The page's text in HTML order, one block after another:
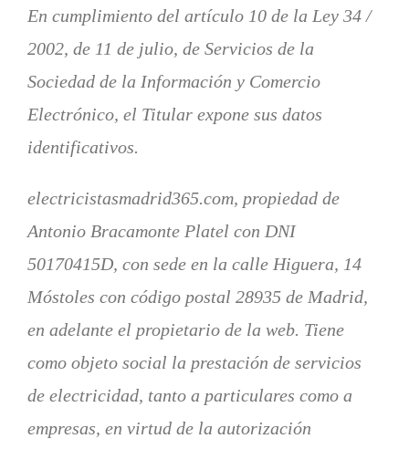
En cumplimiento del artículo 10 de la Ley 34 /
2002, de 11 de julio, de Servicios de la
Sociedad de la Información y Comercio
Electrónico, el Titular expone sus datos
identificativos.
electricistasmadrid365.com, propiedad de
Antonio Bracamonte Platel con DNI
50170415D, con sede en la calle Higuera, 14
Móstoles con código postal 28935 de Madrid,
en adelante el propietario de la web. Tiene
como objeto social la prestación de servicios
de electricidad, tanto a particulares como a
empresas, en virtud de la autorización